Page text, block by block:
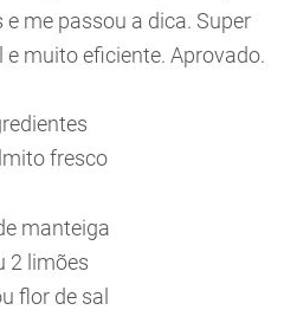
me passou a dica. Super
e muito eficiente. Aprovado.
fresco
manteiga
2 limões
flor de sal